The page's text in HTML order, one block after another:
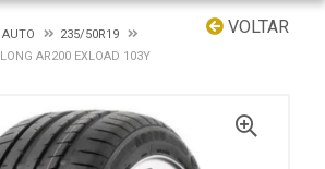
VOLTAR
235/50R19
AR200 EXLOAD 103Y